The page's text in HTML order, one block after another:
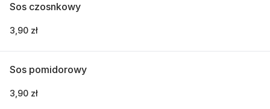
Sos czosnkowy
3,90 zł
Sos pomidorowy
3,90 zł